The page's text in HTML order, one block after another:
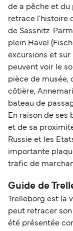
de a pêche et du
retrace l'histoire
de Sassnitz.
plein Havel
excursions et sur
peuvent voir le
pièce de musée,
côtière,
bateau de
En raison de ses
et de sa
Russie et les
importante
trafic de
Guide de
Trelleborg est la
peut retracer son
été présentée